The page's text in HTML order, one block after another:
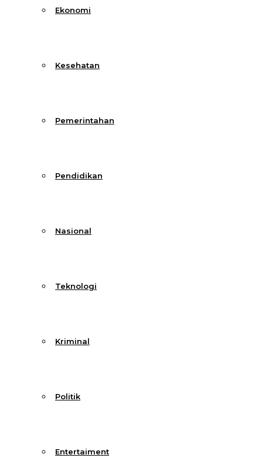
Ekonomi
Kesehatan
Pemerintahan
Pendidikan
Nasional
Teknologi
Kriminal
Politik
Entertaiment